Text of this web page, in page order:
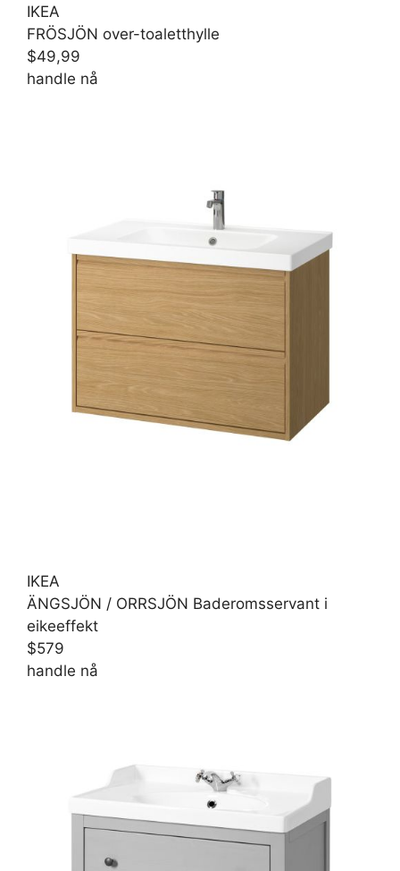
IKEA
FRÖSJÖN over-toaletthylle
$49,99
handle nå
IKEA
ÄNGSJÖN / ORRSJÖN Baderomsservant i
eikeeffekt
$579
handle nå